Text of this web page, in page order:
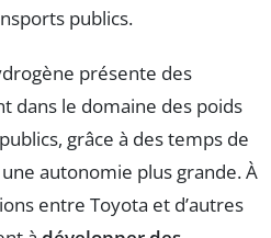
publics.
présente des
dans le domaine des poids
grâce à des temps de
autonomie plus grande. À
entre Toyota et d’autres